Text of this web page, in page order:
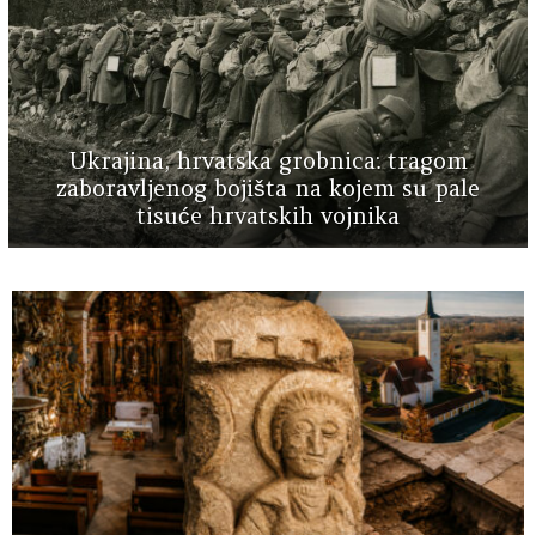
Ukrajina, hrvatska grobnica: tragom
zaboravljenog bojišta na kojem su pale
tisuće hrvatskih vojnika
MORE
STORIES